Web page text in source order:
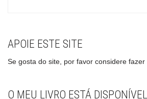
APOIE ESTE SITE
Se gosta do site, por favor considere fazer
O MEU LIVRO ESTÁ